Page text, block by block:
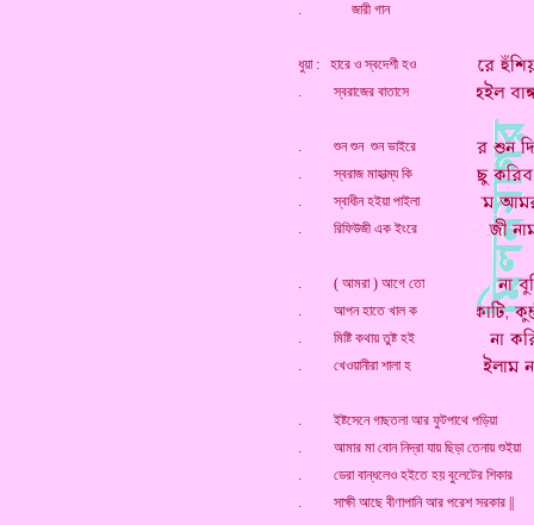
. জারী গান
ধুয়া : হারে ও স্বদেশী হও
. স্বরাজের বাতাসে
. শুন শুন শুন ভাইরে
. স্বরাজ মাহাত্ম্য কি
. স্বাধীন হইয়া পাইলা
. রিফিউজী এক ইংরে
. ( আমরা ) আগে তো
. আপন হাতে খাল ক
. মিষ্টি কথায় তুষ্ট হই
. খেওয়ানীরা শালা হ
. ইষ্টসেনে গাছতলা আর ফুটপাথে পড়িয়া
. আমার মা বোন নিদ্রা যায় ছিড়া তেনায় শুইয়া
. ডেরা বান্ধলেও হইতে হয় বুলেটের শিকার
. সাক্ষী আছে বীণাপানি আর পরেশ সরকার ||